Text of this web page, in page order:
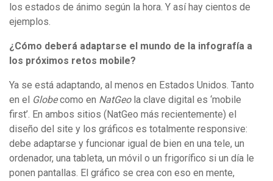
los estados de ánimo según la hora. Y así hay cientos de
ejemplos.
¿Cómo deberá adaptarse el mundo de la infografía a
los próximos retos mobile?
Ya se está adaptando, al menos en Estados Unidos. Tanto
en el Globecomo en NatGeola clave digital es ‘mobile
first’. En ambos sitios (NatGeo más recientemente) el
diseño del site y los gráficos es totalmente responsive:
debe adaptarse y funcionar igual de bien en una tele, un
ordenador, una tableta, un móvil o un frigorífico si un día le
ponen pantallas. El gráfico se crea con eso en mente,